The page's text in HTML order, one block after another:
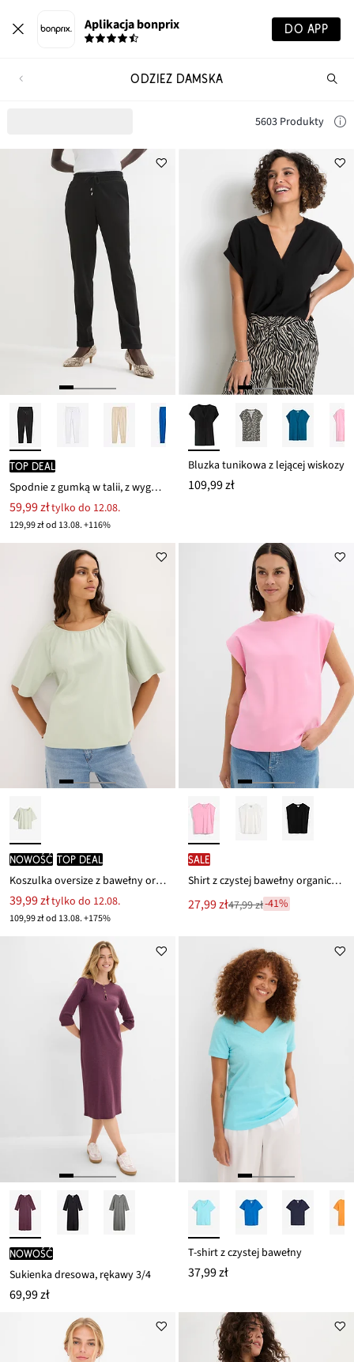
Aplikacja bonprix DO APP
ODZIEŻ DAMSKA
5603 Produkty
TOP DEAL
Spodnie z gumką w talii, z wygodnego materiału punto di roma
59,99 złtylko do 12.08.
129,99 zł od 13.08. +116%
Bluzka tunikowa z lejącej wiskozy
109,99 zł
nowość TOP DEAL
Koszulka oversize z bawełny organicznej
39,99 złtylko do 12.08.
109,99 zł od 13.08. +175%
SALE
Shirt z czystej bawełny organicznej
Nowa
cena
27,99 zł
Przeceniono
47,99 zł-41%
nowość
Sukienka dresowa, rękawy 3/4
69,99 zł
T-shirt z czystej bawełny
37,99 zł